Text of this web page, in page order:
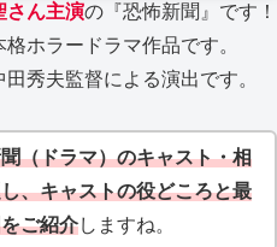
さん主演の『恐怖新聞』です！
ホラードラマ作品です。
秀夫監督による演出です。
（ドラマ）のキャスト・相
、キャストの役どころと最
ご紹介しますね。